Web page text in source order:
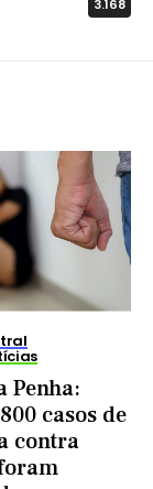
3.168
Penha:
casos de
contra